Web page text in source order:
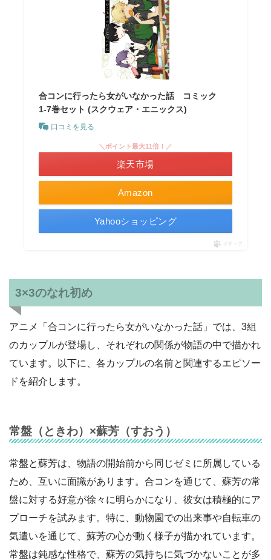
合コンに行ったら女がいなかった話 コミック
1-7巻セット (スクウェア・エニックス)
口コミを見る
Amazon
＼ポイント最大11倍！／
楽天市場
Yahooショッピング
ポチップ
3×3のなれ初め
アニメ「合コンに行ったら女がいなかった話」では、3組
のカップルが登場し、それぞれの関係が物語の中で描かれ
ています。以下に、各カップルの名前と関連するエピソー
ドを紹介します。
常盤（ときわ）×蘇芳（すおう）
常盤と蘇芳は、物語の開始前から同じゼミに所属している
ため、互いに面識があります。合コンを通じて、蘇芳の常
盤に対する好意が徐々に明らかになり、彼女は積極的にア
プローチを試みます。特に、動物園での出来事や自転車の
気遣いを通じて、蘇芳の心が動く様子が描かれています。
常盤は鈍感な性格で、蘇芳の気持ちに気づかないことが多